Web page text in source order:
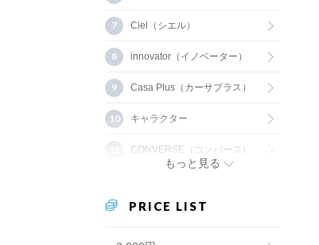
Ciel（シエル）
innovator（イノベーター）
Casa Plus（カーサプラス）
キャラクター
CONVERSE（コンバース）
もっと見る
PRICE LIST